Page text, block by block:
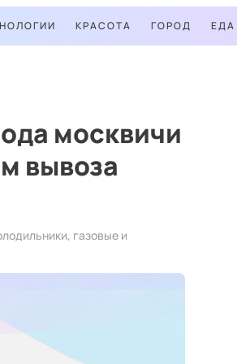
КРАСОТА ГОРОД ЕДА
москвичи
вывоза
газовые и